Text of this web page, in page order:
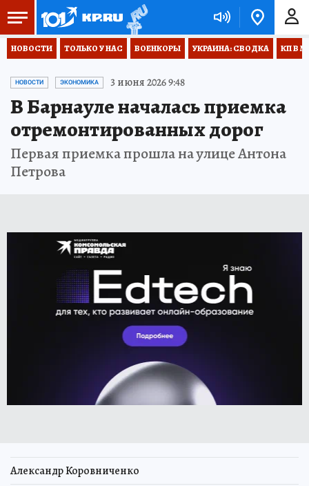
НОВОСТИ ТОЛЬКО У НАС ВОЕНКОРЫ УКРАИНА: СВОДКА КП В
НОВОСТИ ЭКОНОМИКА 3 июня 2026 9:48
В Барнауле началась приемка
отремонтированных дорог
Первая приемка прошла на улице Антона
Петрова
Александр Коровниченко